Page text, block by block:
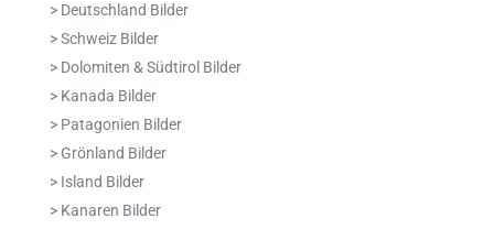
> Deutschland Bilder
> Schweiz Bilder
> Dolomiten & Südtirol Bilder
> Kanada Bilder
> Patagonien Bilder
> Grönland Bilder
> Island Bilder
> Kanaren Bilder